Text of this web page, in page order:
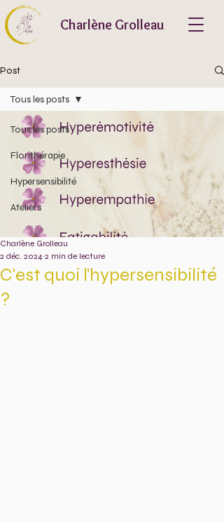
Charlène Grolleau
Post
Tous les posts
Florithérapie
Hypersensibilité
Ateliers
Tous les posts
C'est quoi l'hypersensibilité
?
Charlène Grolleau
2 déc. 2024 2 min de lecture